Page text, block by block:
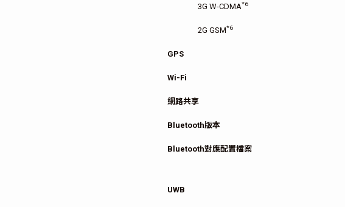
3G W-CDMA*6
2G GSM*6
GPS
Wi-Fi
網路共享
Bluetooth版本
Bluetooth對應配置檔案
UWB